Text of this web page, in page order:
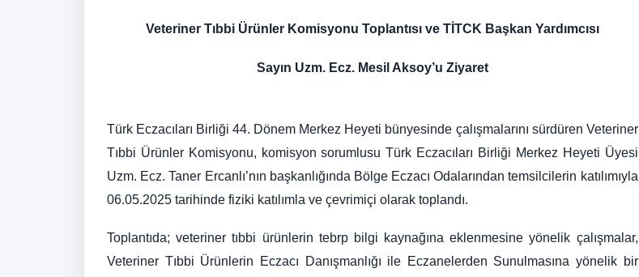
Veteriner Tıbbi Ürünler Komisyonu Toplantısı ve TİTCK Başkan Yardımcısı
Sayın Uzm. Ecz. Mesil Aksoy’u Ziyaret
Türk Eczacıları Birliği 44. Dönem Merkez Heyeti bünyesinde çalışmalarını sürdüren Veteriner
Tıbbi Ürünler Komisyonu, komisyon sorumlusu Türk Eczacıları Birliği Merkez Heyeti Üyesi
Uzm. Ecz. Taner Ercanlı’nın başkanlığında Bölge Eczacı Odalarından temsilcilerin katılımıyla
06.05.2025 tarihinde fiziki katılımla ve çevrimiçi olarak toplandı.
Toplantıda; veteriner tıbbi ürünlerin tebrp bilgi kaynağına eklenmesine yönelik çalışmalar,
Veteriner Tıbbi Ürünlerin Eczacı Danışmanlığı ile Eczanelerden Sunulmasına yönelik bir